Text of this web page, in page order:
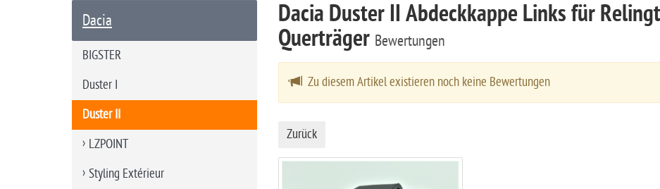
t
s
i
t
e
Dacia Duster II Abdeckkappe Links für
Querträger Bewertungen
Zu diesem Artikel existieren noch keine Bewertungen
Zurück
Dacia
BIGSTER
Duster I
Duster II
LZPOINT
Styling Extérieur